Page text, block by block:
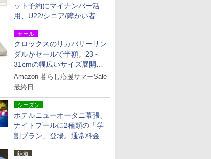
ット予約にマイナンバー活
用、U22/シニア/障がい者割
を9月15日から発売
セール
クロックスのリカバリーサン
ダルがセールで半額。23～
31cmの幅広いサイズ展開、
独自のクッション素材を採用
Amazon 暮らし応援サマーSale
最終日
シーズン
ホテルニューオータニ幕張、
ナイトプールに2種類の「学
割プラン」登場。通常料金の
およそ半額でお得に夜活
鉄道